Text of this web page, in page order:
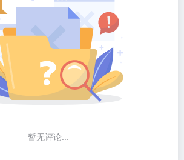
暂无评论...